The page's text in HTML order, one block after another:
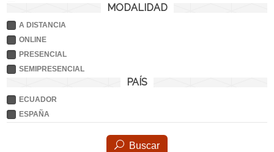
MODALIDAD
A DISTANCIA
ONLINE
PRESENCIAL
SEMIPRESENCIAL
PAÍS
ECUADOR
ESPAÑA
Buscar